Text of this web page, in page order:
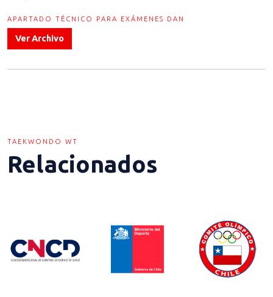
APARTADO TÉCNICO PARA EXÁMENES DAN
Ver Archivo
TAEKWONDO WT
Relacionados